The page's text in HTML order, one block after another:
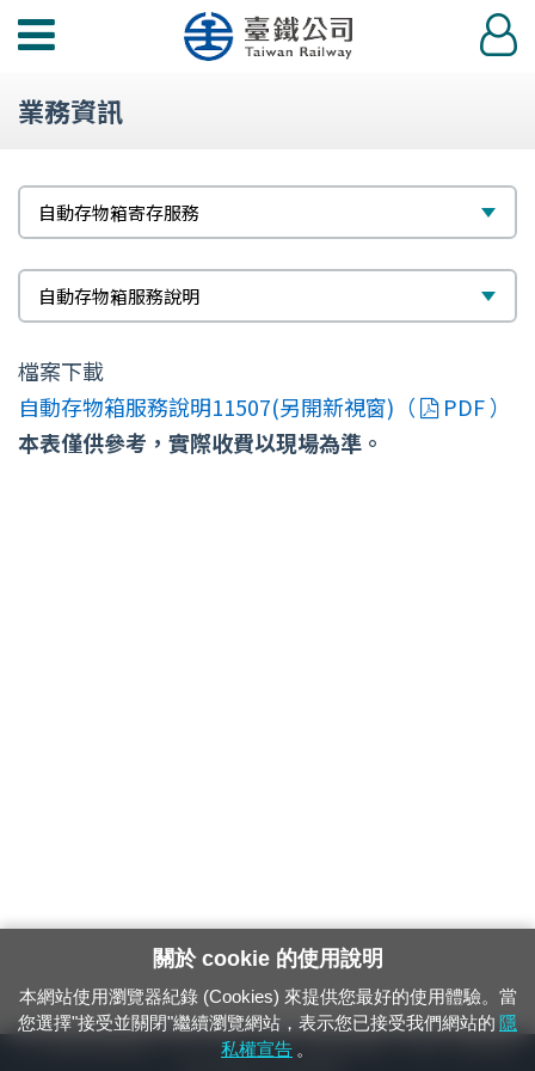
功
選
登
入
業務資訊
題
自動存物箱寄存服務
標
題
自動存物箱服務說明
檔案下載
自動存物箱服務說明11507(另開新視窗)（
PDF ）
本表僅供參考，實際收費以現場為準。
24小時緊急通報電話：1933（市話、手機，僅限發現軌道、平交道、橋樑及隧
關於 cookie 的使用說明
本網站使用瀏覽器紀錄 (Cookies) 來提供您最好的使用體驗。當
您選擇"接受並關閉"繼續瀏覽網站，表示您已接受我們網站的 隱
私權宣告 。